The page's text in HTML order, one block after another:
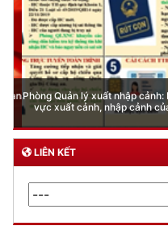
Phòng Quản lý xuất nhập cảnh:
vực xuất cảnh, nhập cảnh
LIÊN KẾT